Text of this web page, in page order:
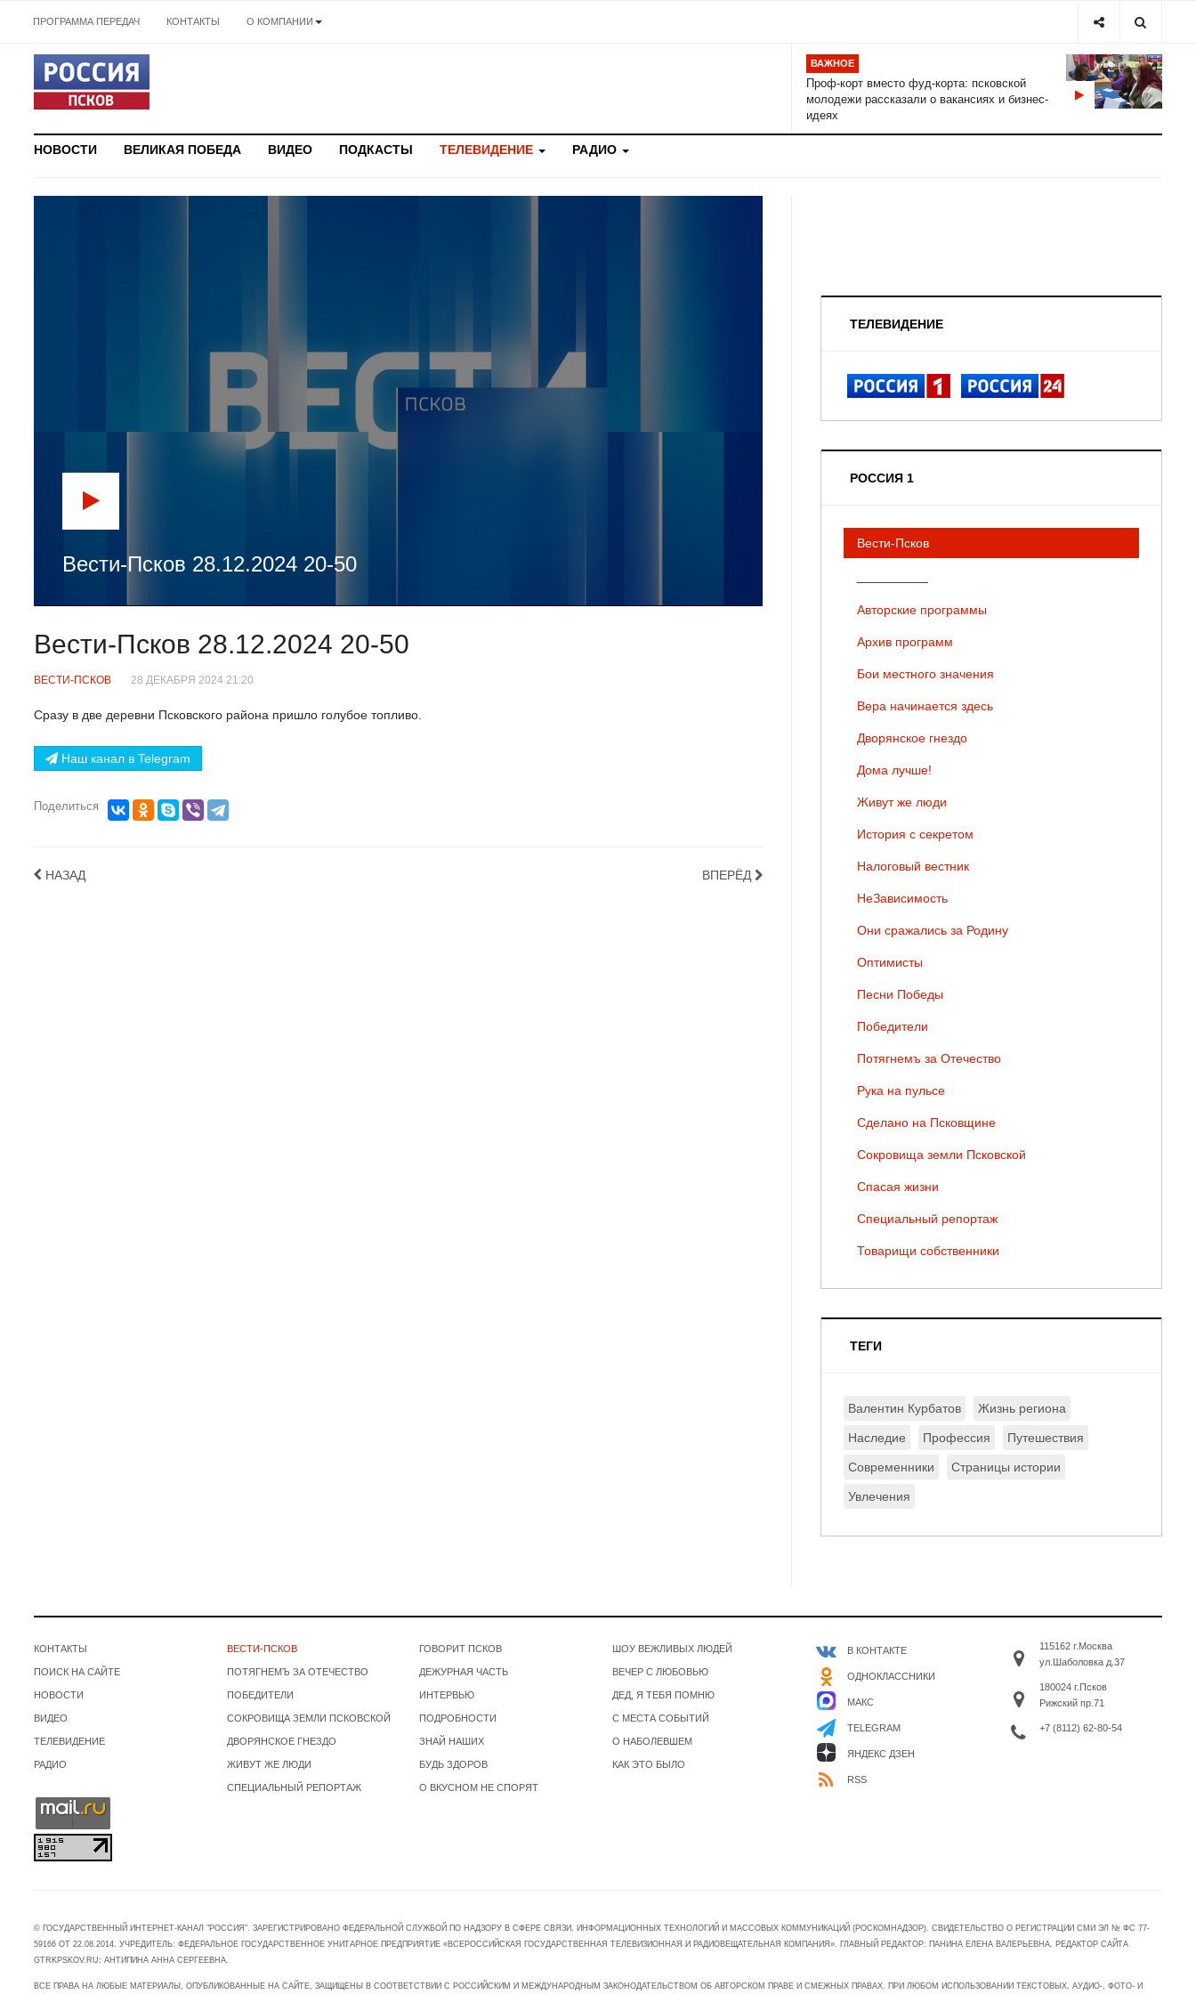
ПРОГРАММА ПЕРЕДАЧ КОНТАКТЫ О КОМПАНИИ
ВАЖНОЕ
Проф-корт вместо фуд-корта: псковской
молодежи рассказали о вакансиях и бизнес-
идеях
НОВОСТИ ВЕЛИКАЯ ПОБЕДА ВИДЕО ПОДКАСТЫ ТЕЛЕВИДЕНИЕ РАДИО
Вести-Псков 28.12.2024 20-50
Вести-Псков 28.12.2024 20-50
ВЕСТИ-ПСКОВ 28 ДЕКАБРЯ 2024 21:20
Сразу в две деревни Псковского района пришло голубое топливо.
Наш канал в Telegram
Поделиться
НАЗАД ВПЕРЁД
ТЕЛЕВИДЕНИЕ
РОССИЯ 1
Вести-Псков
Авторские программы
Архив программ
Бои местного значения
Вера начинается здесь
Дворянское гнездо
Дома лучше!
Живут же люди
История с секретом
Налоговый вестник
НеЗависимость
Они сражались за Родину
Оптимисты
Песни Победы
Победители
Потягнемъ за Отечество
Рука на пульсе
Сделано на Псковщине
Сокровища земли Псковской
Спасая жизни
Специальный репортаж
Товарищи собственники
ТЕГИ
Валентин Курбатов Жизнь региона
Наследие Профессия Путешествия
Современники Страницы истории
Увлечения
КОНТАКТЫ
ПОИСК НА САЙТЕ
НОВОСТИ
ВИДЕО
ТЕЛЕВИДЕНИЕ
РАДИО
ВЕСТИ-ПСКОВ
ПОТЯГНЕМЪ ЗА ОТЕЧЕСТВО
ПОБЕДИТЕЛИ
СОКРОВИЩА ЗЕМЛИ ПСКОВСКОЙ
ДВОРЯНСКОЕ ГНЕЗДО
ЖИВУТ ЖЕ ЛЮДИ
СПЕЦИАЛЬНЫЙ РЕПОРТАЖ
ГОВОРИТ ПСКОВ
ДЕЖУРНАЯ ЧАСТЬ
ИНТЕРВЬЮ
ПОДРОБНОСТИ
ЗНАЙ НАШИХ
БУДЬ ЗДОРОВ
О ВКУСНОМ НЕ СПОРЯТ
ШОУ ВЕЖЛИВЫХ ЛЮДЕЙ
ВЕЧЕР С ЛЮБОВЬЮ
ДЕД, Я ТЕБЯ ПОМНЮ
С МЕСТА СОБЫТИЙ
О НАБОЛЕВШЕМ
КАК ЭТО БЫЛО
В КОНТАКТЕ
ОДНОКЛАССНИКИ
МАКС
TELEGRAM
ЯНДЕКС ДЗЕН
RSS
115162 г.Москва
ул.Шаболовка д.37
180024 г.Псков
Рижский пр.71
+7 (8112) 62-80-54
© ГОСУДАРСТВЕННЫЙ ИНТЕРНЕТ-КАНАЛ "РОССИЯ". ЗАРЕГИСТРИРОВАНО ФЕДЕРАЛЬНОЙ СЛУЖБОЙ ПО НАДЗОРУ В СФЕРЕ СВЯЗИ, ИНФОРМАЦИОННЫХ ТЕХНОЛОГИЙ И МАССОВЫХ КОММУНИКАЦИЙ (РОСКОМНАДЗОР). СВИДЕТЕЛЬСТВО О РЕГИСТРАЦИИ СМИ ЭЛ № ФС 77-
59166 ОТ 22.08.2014. УЧРЕДИТЕЛЬ: ФЕДЕРАЛЬНОЕ ГОСУДАРСТВЕННОЕ УНИТАРНОЕ ПРЕДПРИЯТИЕ «ВСЕРОССИЙСКАЯ ГОСУДАРСТВЕННАЯ ТЕЛЕВИЗИОННАЯ И РАДИОВЕЩАТЕЛЬНАЯ КОМПАНИЯ». ГЛАВНЫЙ РЕДАКТОР: ПАНИНА ЕЛЕНА ВАЛЕРЬЕВНА. РЕДАКТОР САЙТА
GTRKPSKOV.RU: АНТИПИНА АННА СЕРГЕЕВНА.
ВСЕ ПРАВА НА ЛЮБЫЕ МАТЕРИАЛЫ, ОПУБЛИКОВАННЫЕ НА САЙТЕ, ЗАЩИЩЕНЫ В СООТВЕТСТВИИ С РОССИЙСКИМ И МЕЖДУНАРОДНЫМ ЗАКОНОДАТЕЛЬСТВОМ ОБ АВТОРСКОМ ПРАВЕ И СМЕЖНЫХ ПРАВАХ. ПРИ ЛЮБОМ ИСПОЛЬЗОВАНИИ ТЕКСТОВЫХ, АУДИО-, ФОТО- И